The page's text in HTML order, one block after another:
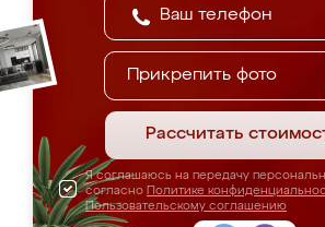
Прикрепить фото
Рассчитать
Я соглашаюсь на передачу
согласно Политике
Пользовательскому соглашению